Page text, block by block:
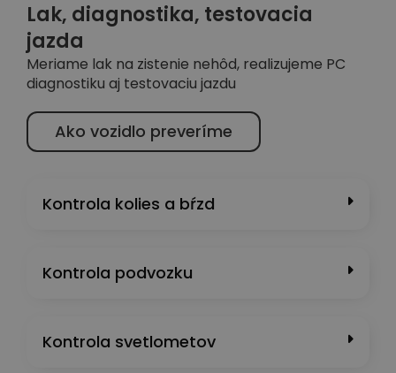
Lak, diagnostika, testovacia
jazda
Meriame lak na zistenie nehôd, realizujeme PC
diagnostiku aj testovaciu jazdu
Ako vozidlo preveríme
Kontrola kolies a bŕzd
Kontrola podvozku
Kontrola svetlometov